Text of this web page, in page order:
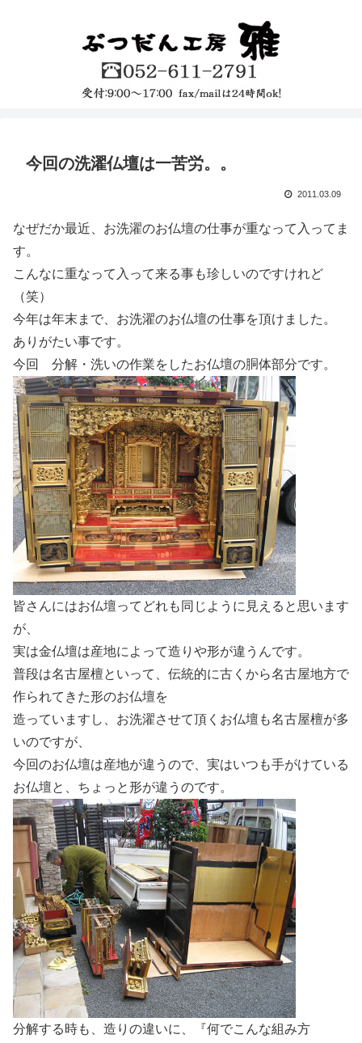
今回の洗濯仏壇は一苦労。。
2011.03.09
なぜだか最近、お洗濯のお仏壇の仕事が重なって入ってま
す。
こんなに重なって入って来る事も珍しいのですけれど
（笑）
今年は年末まで、お洗濯のお仏壇の仕事を頂けました。
ありがたい事です。
今回 分解・洗いの作業をしたお仏壇の胴体部分です。
皆さんにはお仏壇ってどれも同じように見えると思います
が、
実は金仏壇は産地によって造りや形が違うんです。
普段は名古屋檀といって、伝統的に古くから名古屋地方で
作られてきた形のお仏壇を
造っていますし、お洗濯させて頂くお仏壇も名古屋檀が多
いのですが、
今回のお仏壇は産地が違うので、実はいつも手がけている
お仏壇と、ちょっと形が違うのです。
分解する時も、造りの違いに、『何でこんな組み方